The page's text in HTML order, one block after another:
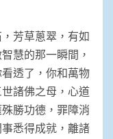
芳草蔥翠，有如
慧的那一瞬間，
透了，你和萬物
諸佛之母，心道
勝功德，罪障消
悉得成就，離諸